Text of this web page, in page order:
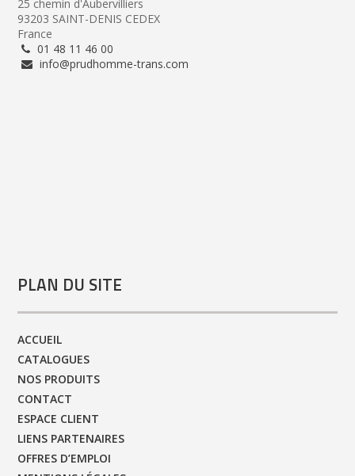
25 chemin d'Aubervilliers
93203 SAINT-DENIS CEDEX
France
01 48 11 46 00
info@prudhomme-trans.com
PLAN DU SITE
ACCUEIL
CATALOGUES
NOS PRODUITS
CONTACT
ESPACE CLIENT
LIENS PARTENAIRES
OFFRES D’EMPLOI